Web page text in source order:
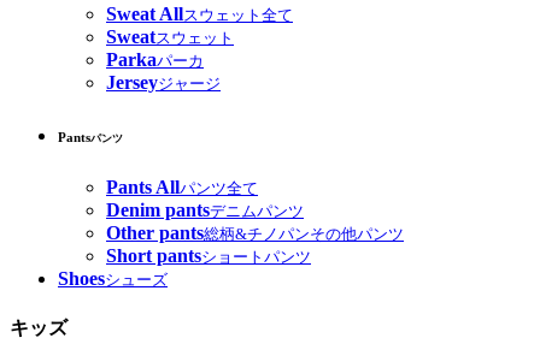
Sweat Allスウェット全て
Sweatスウェット
Parkaパーカ
Jerseyジャージ
Pantsパンツ
Pants Allパンツ全て
Denim pantsデニムパンツ
Other pants総柄&チノパンその他パンツ
Short pantsショートパンツ
Shoesシューズ
キッズ